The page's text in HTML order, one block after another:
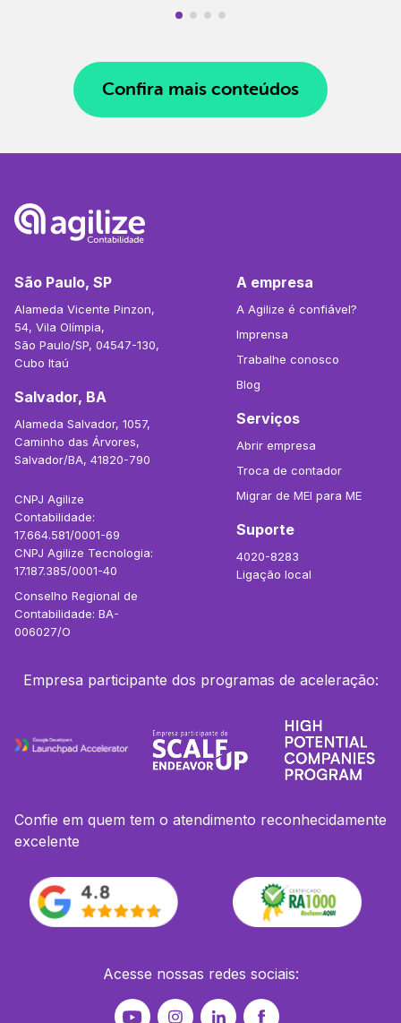
Confira mais conteúdos
São Paulo, SP
Alameda Vicente Pinzon,
54, Vila Olímpia,
São Paulo/SP, 04547-130,
Cubo Itaú
Salvador, BA
Alameda Salvador, 1057,
Caminho das Árvores,
Salvador/BA, 41820-790
CNPJ Agilize
Contabilidade:
17.664.581/0001-69
CNPJ Agilize Tecnologia:
17.187.385/0001-40
Conselho Regional de
Contabilidade: BA-
006027/O
A empresa
A Agilize é confiável?
Imprensa
Trabalhe conosco
Blog
Serviços
Abrir empresa
Troca de contador
Migrar de MEI para ME
Suporte
4020-8283
Ligação local
Empresa participante dos programas de aceleração:
Confie em quem tem o atendimento reconhecidamente
excelente
Acesse nossas redes sociais: